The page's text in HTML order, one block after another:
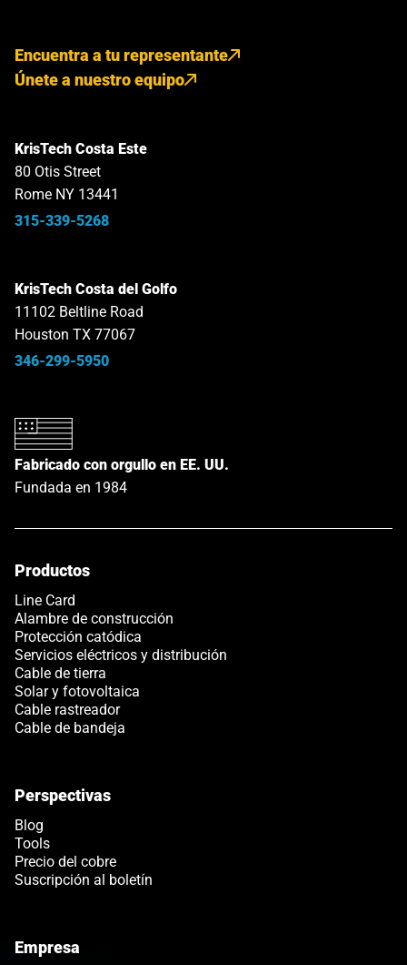
Encuentra a tu representante
Únete a nuestro equipo
KrisTech Costa Este
80 Otis Street
Rome NY 13441
315-339-5268
KrisTech Costa del Golfo
11102 Beltline Road
Houston TX 77067
346-299-5950
Fabricado con orgullo en EE. UU.
Fundada en 1984
Productos
Link opens in a new tab
Line Card
Alambre de construcción
Protección catódica
Servicios eléctricos y distribución
Cable de tierra
Solar y fotovoltaica
Cable rastreador
Cable de bandeja
Perspectivas
Blog
Tools
Precio del cobre
Suscripción al boletín
Empresa